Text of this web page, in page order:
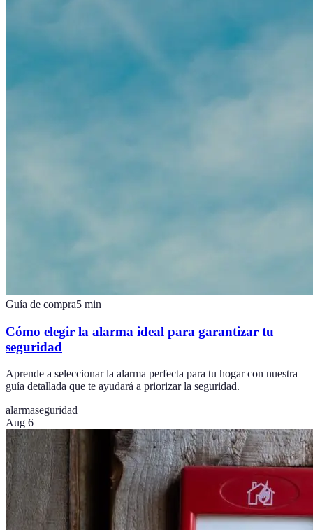
Guía de compra5 min
Cómo elegir la alarma ideal para garantizar tu
seguridad
Aprende a seleccionar la alarma perfecta para tu hogar con nuestra
guía detallada que te ayudará a priorizar la seguridad.
alarmaseguridad
Aug 6